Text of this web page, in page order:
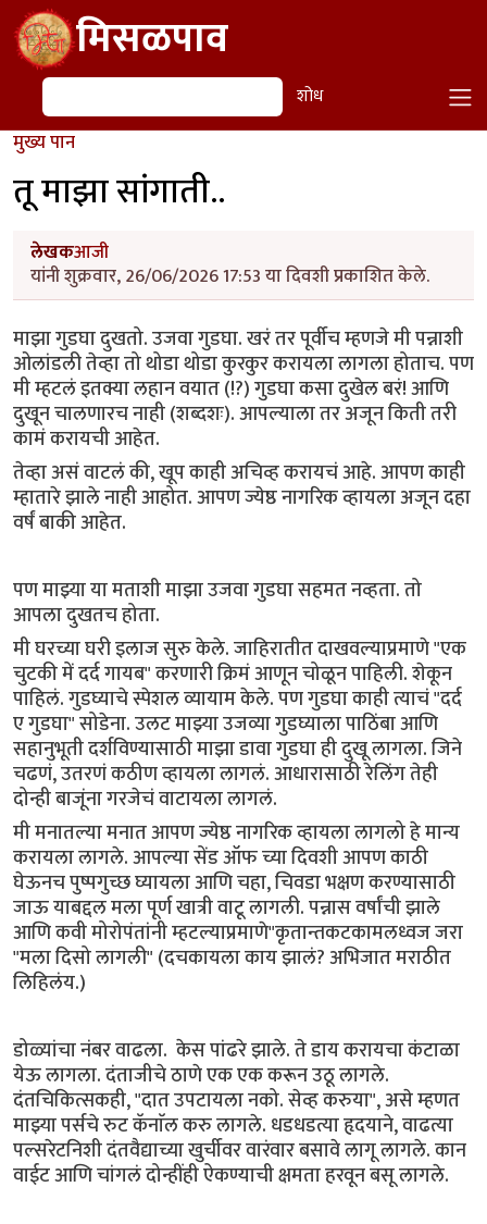
Skip to main contentमिसळपाव
शोध शोध
मुख्य पान
तू माझा सांगाती..
लेखकआजी
यांनी शुक्रवार, 26/06/2026 17:53 या दिवशी प्रकाशित केले.
माझा गुडघा दुखतो. उजवा गुडघा. खरं तर पूर्वीच म्हणजे मी पन्नाशी
ओलांडली तेव्हा तो थोडा थोडा कुरकुर करायला लागला होताच. पण
मी म्हटलं इतक्या लहान वयात (!?) गुडघा कसा दुखेल बरं! आणि
दुखून चालणारच नाही (शब्दशः). आपल्याला तर अजून किती तरी
कामं करायची आहेत.
तेव्हा असं वाटलं की, खूप काही अचिव्ह करायचं आहे. आपण काही
म्हातारे झाले नाही आहोत. आपण ज्येष्ठ नागरिक व्हायला अजून दहा
वर्षं बाकी आहेत.
पण माझ्या या मताशी माझा उजवा गुडघा सहमत नव्हता. तो
आपला दुखतच होता.
मी घरच्या घरी इलाज सुरु केले. जाहिरातीत दाखवल्याप्रमाणे "एक
चुटकी में दर्द गायब" करणारी क्रिमं आणून चोळून पाहिली. शेकून
पाहिलं. गुडघ्याचे स्पेशल व्यायाम केले. पण गुडघा काही त्याचं "दर्द
ए गुडघा" सोडेना. उलट माझ्या उजव्या गुडघ्याला पाठिंबा आणि
सहानुभूती दर्शविण्यासाठी माझा डावा गुडघा ही दुखू लागला. जिने
चढणं, उतरणं कठीण व्हायला लागलं. आधारासाठी रेलिंग तेही
दोन्ही बाजूंना गरजेचं वाटायला लागलं.
मी मनातल्या मनात आपण ज्येष्ठ नागरिक व्हायला लागलो हे मान्य
करायला लागले. आपल्या सेंड ऑफ च्या दिवशी आपण काठी
घेऊनच पुष्पगुच्छ घ्यायला आणि चहा, चिवडा भक्षण करण्यासाठी
जाऊ याबद्दल मला पूर्ण खात्री वाटू लागली. पन्नास वर्षांची झाले
आणि कवी मोरोपंतांनी म्हटल्याप्रमाणे"कृतान्तकटकामलध्वज जरा
"मला दिसो लागली" (दचकायला काय झालं? अभिजात मराठीत
लिहिलंय.)
डोळ्यांचा नंबर वाढला. केस पांढरे झाले. ते डाय करायचा कंटाळा
येऊ लागला. दंताजीचे ठाणे एक एक करून उठू लागले.
दंतचिकित्सकही, "दात उपटायला नको. सेव्ह करुया", असे म्हणत
माझ्या पर्सचे रुट कॅनाॅल करु लागले. धडधडत्या हृदयाने, वाढत्या
पल्सरेटनिशी दंतवैद्याच्या खुर्चीवर वारंवार बसावे लागू लागले. कान
वाईट आणि चांगलं दोन्हींही ऐकण्याची क्षमता हरवून बसू लागले.